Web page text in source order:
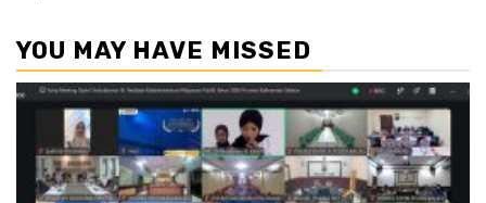
YOU MAY HAVE MISSED